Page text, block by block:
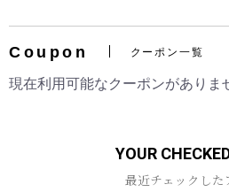
Coupon クーポン一覧
現在利用可能なクーポンがありま
YOUR
最近チェックした